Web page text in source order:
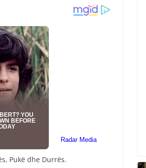
Pukë dhe Durrës.